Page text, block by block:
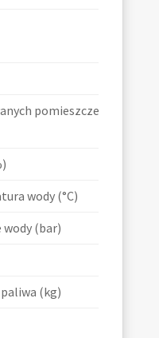
pomieszczeń
wody (°C)
wody (bar)
(kg)